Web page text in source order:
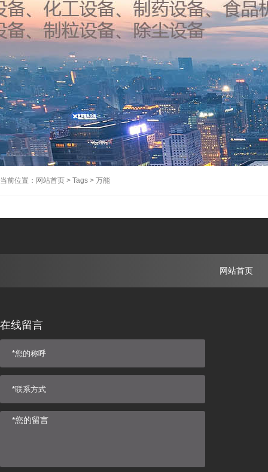
当前位置： 网站首页 > Tags > 万能
网站首页
在线留言